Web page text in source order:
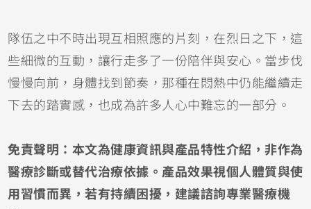
隊伍之中不時出現互相照應的片刻，在烈日之下，這
些細微的互動，讓行走多了一份陪伴與安心。當步伐
慢慢向前，身體找到節奏，那種在悶熱中仍能繼續走
下去的踏實感，也成為許多人心中難忘的一部分。
免責聲明：本文為健康資訊與產品特性介紹，非作為
醫療診斷或替代治療依據。產品效果視個人體質與使
用習慣而異，若有持續困擾，建議諮詢專業醫療機